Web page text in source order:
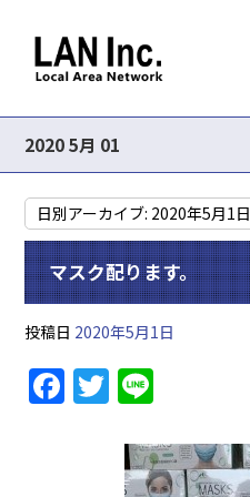
2020 5月 01
日別アーカイブ: 2020年5月1日
マスク配ります。
投稿日 2020年5月1日
F
a
T
w
itte